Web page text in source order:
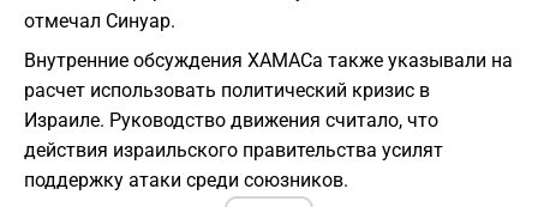
отмечал Синуар.
Внутренние обсуждения ХАМАСа также указывали на
расчет использовать политический кризис в
Израиле. Руководство движения считало, что
действия израильского правительства усилят
поддержку атаки среди союзников.